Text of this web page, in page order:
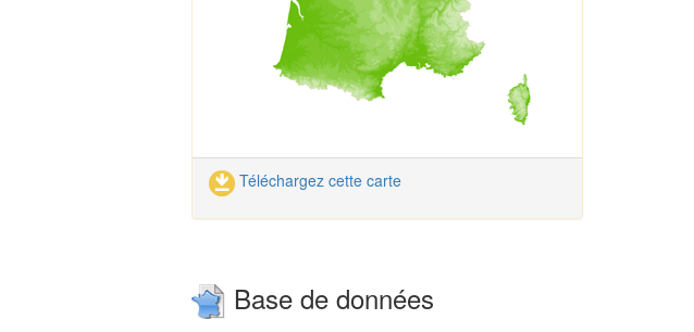
Téléchargez cette carte
Base de données